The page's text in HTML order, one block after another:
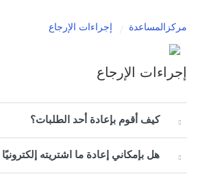
مركزالمساعدة إجراءات الإرجاع
إجراءات الإرجاع
كيف أقوم بإعادة أحد الطلبات؟
هل بإمكاني إعادة ما اشتريته